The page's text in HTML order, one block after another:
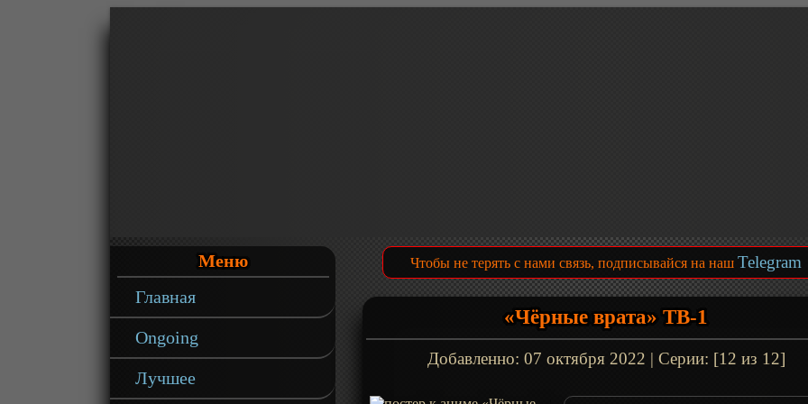
Меню
Главная
Ongoing
Лучшее
Чтобы не терять с нами связь, подписывайся на наш Telegram
«Чёрные врата» ТВ-1
Добавленно: 07 октября 2022 | Серии: [12 из 12]